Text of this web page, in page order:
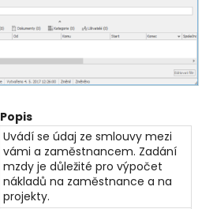
Popis
Uvádí se údaj ze smlouvy mezi
vámi a zaměstnancem. Zadání
mzdy je důležité pro výpočet
nákladů na zaměstnance a na
projekty.